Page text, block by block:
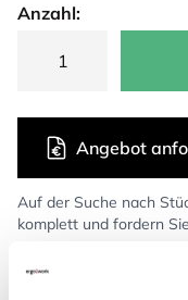
Anzahl:
Auf der Suche nach
komplett und fordern
Angebot
Zur